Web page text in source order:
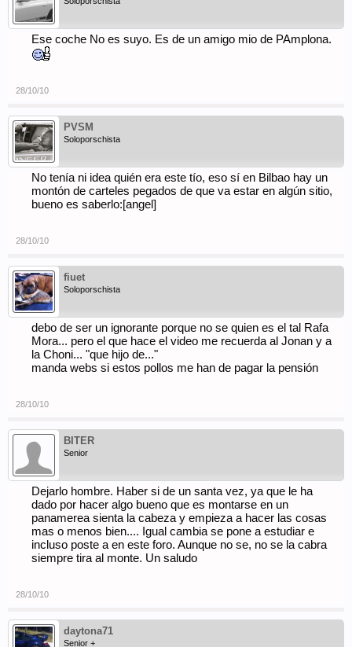
Ese coche No es suyo. Es de un amigo mio de PAmplona.
28/10/10
PVSM
Soloporschista
No tenía ni idea quién era este tío, eso sí en Bilbao hay un
montón de carteles pegados de que va estar en algún sitio,
bueno es saberlo:[angel]
28/10/10
fiuet
Soloporschista
debo de ser un ignorante porque no se quien es el tal Rafa
Mora... pero el que hace el video me recuerda al Jonan y a
la Choni... "que hijo de..."
manda webs si estos pollos me han de pagar la pensión
28/10/10
BITER
Senior
Dejarlo hombre. Haber si de un santa vez, ya que le ha
dado por hacer algo bueno que es montarse en un
panamerea sienta la cabeza y empieza a hacer las cosas
mas o menos bien.... Igual cambia se pone a estudiar e
incluso poste a en este foro. Aunque no se, no se la cabra
siempre tira al monte. Un saludo
28/10/10
daytona71
Senior +